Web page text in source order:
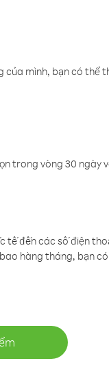
mình, bạn có thể
trong vòng 30 ngày
đến các số điện
hàng tháng, bạn